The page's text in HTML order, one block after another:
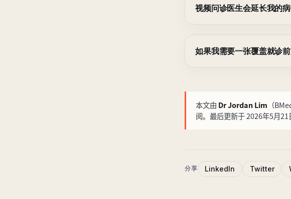
视频问诊医生会延长我的
如果我需要一张覆盖就诊
本文由 Dr Jordan Lim （
阅。最后更新于 2026年5月21
分享 LinkedIn Twitter